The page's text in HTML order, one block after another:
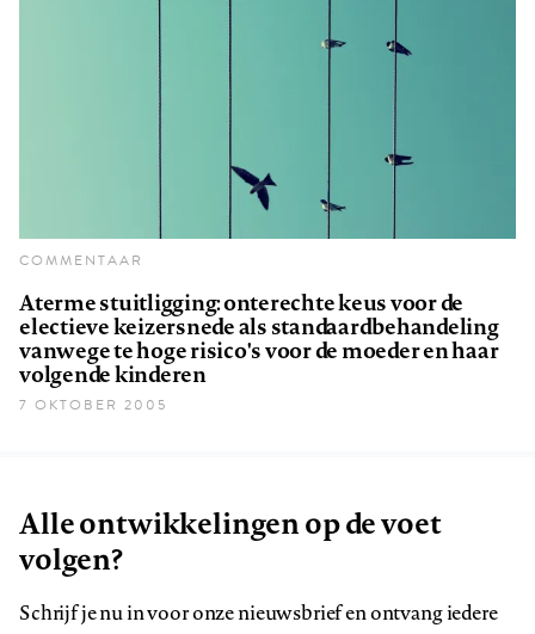
COMMENTAAR
Aterme stuitligging: onterechte keus voor de
electieve keizersnede als standaardbehandeling
vanwege te hoge risico's voor de moeder en haar
volgende kinderen
7 OKTOBER 2005
Alle ontwikkelingen op de voet
volgen?
Schrijf je nu in voor onze nieuwsbrief en ontvang iedere